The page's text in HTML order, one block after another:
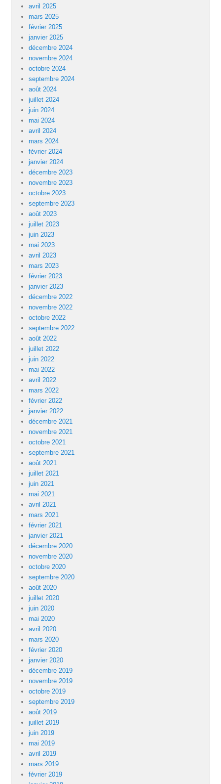
avril 2025
mars 2025
février 2025
janvier 2025
décembre 2024
novembre 2024
octobre 2024
septembre 2024
août 2024
juillet 2024
juin 2024
mai 2024
avril 2024
mars 2024
février 2024
janvier 2024
décembre 2023
novembre 2023
octobre 2023
septembre 2023
août 2023
juillet 2023
juin 2023
mai 2023
avril 2023
mars 2023
février 2023
janvier 2023
décembre 2022
novembre 2022
octobre 2022
septembre 2022
août 2022
juillet 2022
juin 2022
mai 2022
avril 2022
mars 2022
février 2022
janvier 2022
décembre 2021
novembre 2021
octobre 2021
septembre 2021
août 2021
juillet 2021
juin 2021
mai 2021
avril 2021
mars 2021
février 2021
janvier 2021
décembre 2020
novembre 2020
octobre 2020
septembre 2020
août 2020
juillet 2020
juin 2020
mai 2020
avril 2020
mars 2020
février 2020
janvier 2020
décembre 2019
novembre 2019
octobre 2019
septembre 2019
août 2019
juillet 2019
juin 2019
mai 2019
avril 2019
mars 2019
février 2019